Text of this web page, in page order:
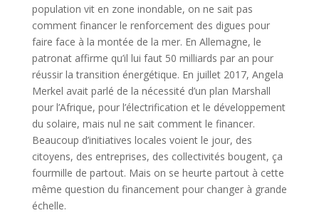
population vit en zone inondable, on ne sait pas
comment financer le renforcement des digues pour
faire face à la montée de la mer. En Allemagne, le
patronat affirme qu’il lui faut 50 milliards par an pour
réussir la transition énergétique. En juillet 2017, Angela
Merkel avait parlé de la nécessité d’un plan Marshall
pour l’Afrique, pour l’électrification et le développement
du solaire, mais nul ne sait comment le financer.
Beaucoup d’initiatives locales voient le jour, des
citoyens, des entreprises, des collectivités bougent, ça
fourmille de partout. Mais on se heurte partout à cette
même question du financement pour changer à grande
échelle.